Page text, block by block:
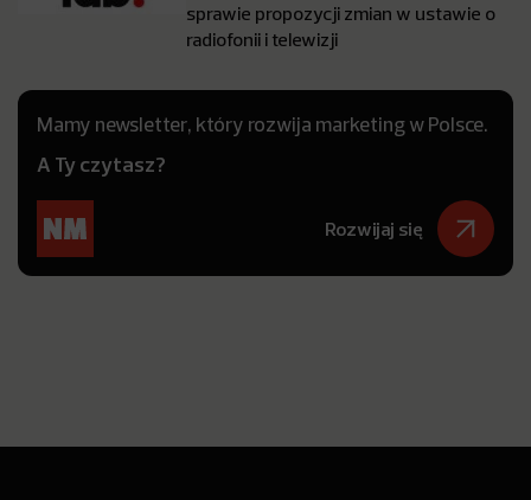
sprawie propozycji zmian w ustawie o
radiofonii i telewizji
Mamy newsletter, który rozwija marketing w Polsce.
A Ty czytasz?
Rozwijaj się